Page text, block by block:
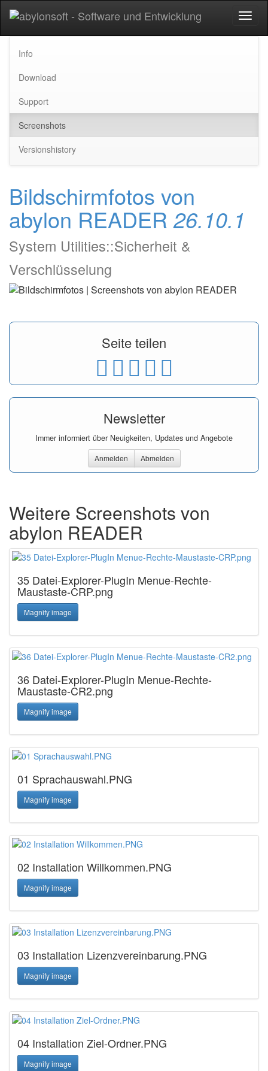
Info
Download
Support
Screenshots
Versionshistory
Bildschirmfotos von
abylon READER 26.10.1
System Utilities::Sicherheit &
Verschlüsselung
Seite teilen
Newsletter
Immer informiert über Neuigkeiten, Updates und Angebote
Anmelden Abmelden
Weitere Screenshots von
abylon READER
35 Datei-Explorer-PlugIn Menue-Rechte-
Maustaste-CRP.png
Magnify image
36 Datei-Explorer-PlugIn Menue-Rechte-
Maustaste-CR2.png
Magnify image
01 Sprachauswahl.PNG
Magnify image
02 Installation Willkommen.PNG
Magnify image
03 Installation Lizenzvereinbarung.PNG
Magnify image
04 Installation Ziel-Ordner.PNG
Magnify image